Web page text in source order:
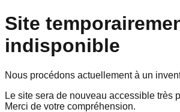
Site
indisponible
Nous procédons actuellement à un
Le site sera de nouveau accessible très
Merci de votre compréhension.